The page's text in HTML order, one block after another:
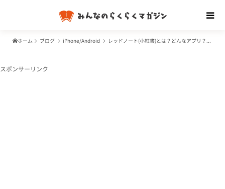
ホーム ブログ iPhone/Android レッドノート(小紅書)とは？どんなアプリ？中国発のSNS？
スポンサーリンク